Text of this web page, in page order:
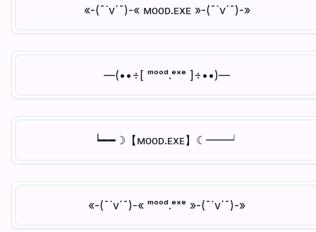
«-(¯`v´¯)-« ᴍᴏᴏᴅ.ᴇxᴇ »-(¯`v´¯)-»
—(••÷[ ᵐᵒᵒᵈ.ᵉˣᵉ ]÷••)—
┕━━☽【ᴍᴏᴏᴅ.ᴇxᴇ】☾━━┙
«-(¯`v´¯)-« ᵐᵒᵒᵈ.ᵉˣᵉ »-(¯`v´¯)-»